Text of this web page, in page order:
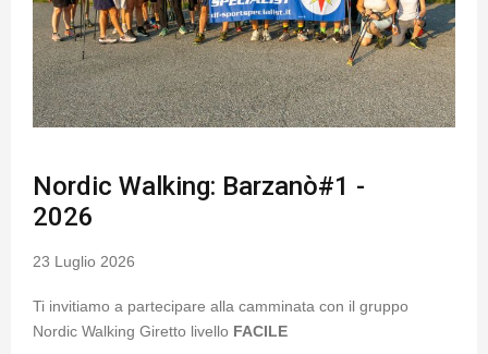
Nordic Walking: Barzanò#1 -
2026
23 Luglio 2026
Ti invitiamo a partecipare alla camminata con il gruppo
Nordic Walking Giretto livello FACILE